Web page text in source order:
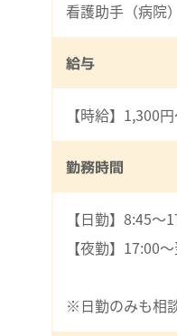
看護助手（病院
給与
【時給】1,300
勤務時間
【日勤】8:45～
【夜勤】17:00
※日勤のみも相